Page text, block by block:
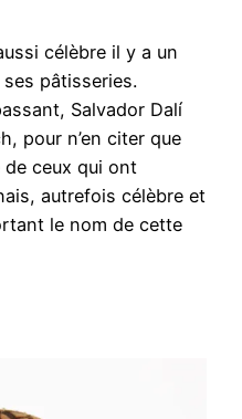
célèbre il y a un
ses pâtisseries.
Salvador Dalí
pour n’en citer que
ceux qui ont
autrefois célèbre et
le nom de cette